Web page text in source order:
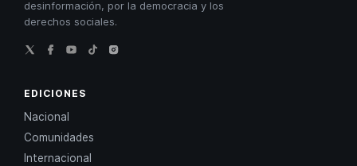
desinformación, por la democracia y los
derechos sociales.
EDICIONES
Nacional
Comunidades
Internacional